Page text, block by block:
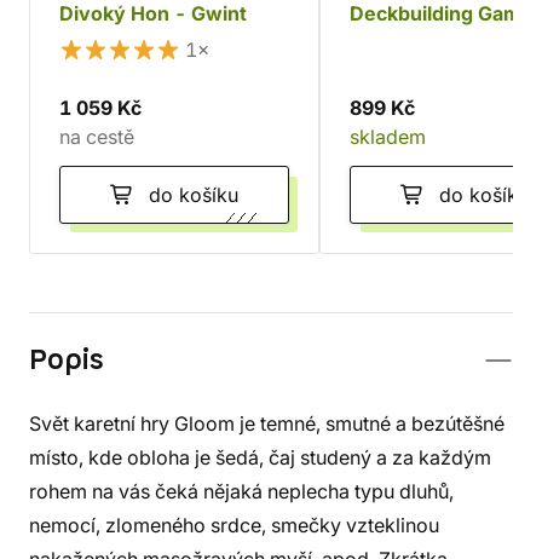
Divoký Hon - Gwint
1×
1 059 Kč
na cestě
do košíku
Deckbuilding Game
899 Kč
skladem
do košíku
Popis
Svět karetní hry Gloom je temné, smutné a bezútěšné
místo, kde obloha je šedá, čaj studený a za každým
rohem na vás čeká nějaká neplecha typu dluhů,
nemocí, zlomeného srdce, smečky vzteklinou